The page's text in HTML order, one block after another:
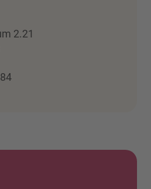
2.21